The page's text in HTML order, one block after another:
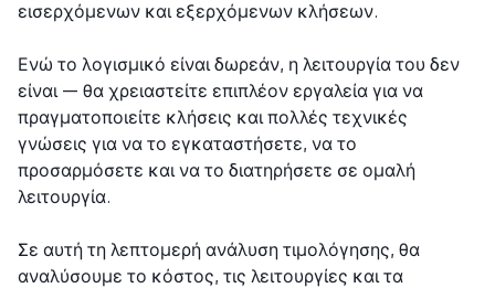
εισερχόμενων και εξερχόμενων κλήσεων.
Ενώ το λογισμικό είναι δωρεάν, η λειτουργία του δεν
είναι — θα χρειαστείτε επιπλέον εργαλεία για να
πραγματοποιείτε κλήσεις και πολλές τεχνικές
γνώσεις για να το εγκαταστήσετε, να το
προσαρμόσετε και να το διατηρήσετε σε ομαλή
λειτουργία.
Σε αυτή τη λεπτομερή ανάλυση τιμολόγησης, θα
αναλύσουμε το κόστος, τις λειτουργίες και τα